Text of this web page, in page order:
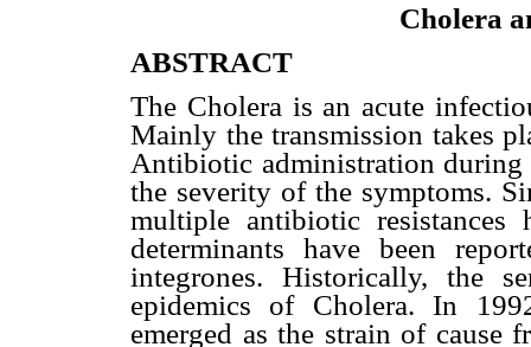
Cholera
ABSTRACT
The Cholera is an acute
Mainly the transmission takes
Antibiotic administration during
the severity of the symptoms.
multiple antibiotic resistances
determinants have been
integrones. Historically, the
epidemics of Cholera. In
emerged as the strain of cause